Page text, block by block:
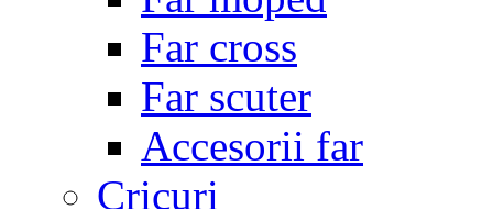
Far cross
Far scuter
Accesorii far
Cricuri